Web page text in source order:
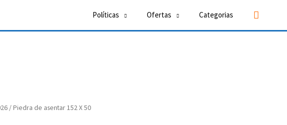
Políticas Ofertas Categorias Buscar
/ Piedra de asentar 152 X 50